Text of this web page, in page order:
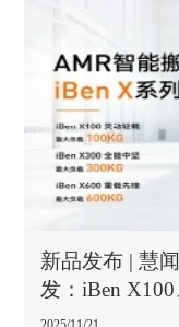
新品发布 | 慧
发：iBen
再升级！